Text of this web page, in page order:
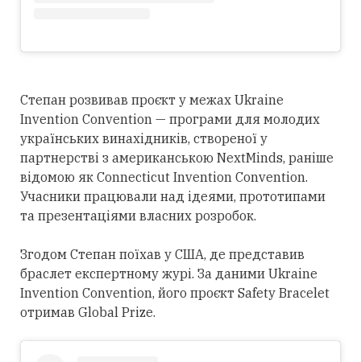
Степан розвивав проєкт у межах Ukraine
Invention Convention — програми для молодих
українських винахідників, створеної у
партнерстві з американською NextMinds, раніше
відомою як Connecticut Invention Convention.
Учасники працювали над ідеями, прототипами
та презентаціями власних розробок.
Згодом Степан поїхав у США, де представив
браслет експертному журі. За даними Ukraine
Invention Convention, його проєкт Safety Bracelet
отримав Global Prize.